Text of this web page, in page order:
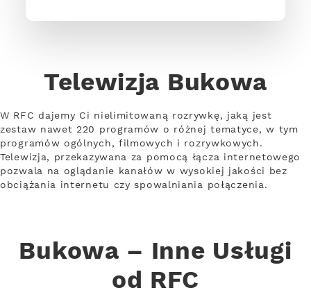
Telewizja Bukowa
W RFC dajemy Ci nielimitowaną rozrywkę, jaką jest
zestaw nawet 220 programów o różnej tematyce, w tym
programów ogólnych, filmowych i rozrywkowych.
Telewizja, przekazywana za pomocą łącza internetowego
pozwala na oglądanie kanałów w wysokiej jakości bez
obciążania internetu czy spowalniania połączenia.
Bukowa – Inne Usługi
od RFC